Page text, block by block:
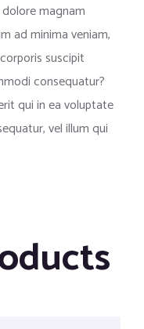
magnam
ad minima veniam,
suscipit
consequatur?
qui in ea voluptate
vel illum qui